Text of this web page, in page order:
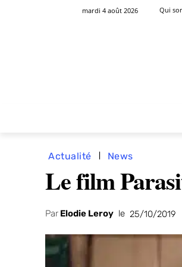
mardi 4 août 2026 Qui
Actualité News
Le film
Par Elodie Leroy le 25/10/2019